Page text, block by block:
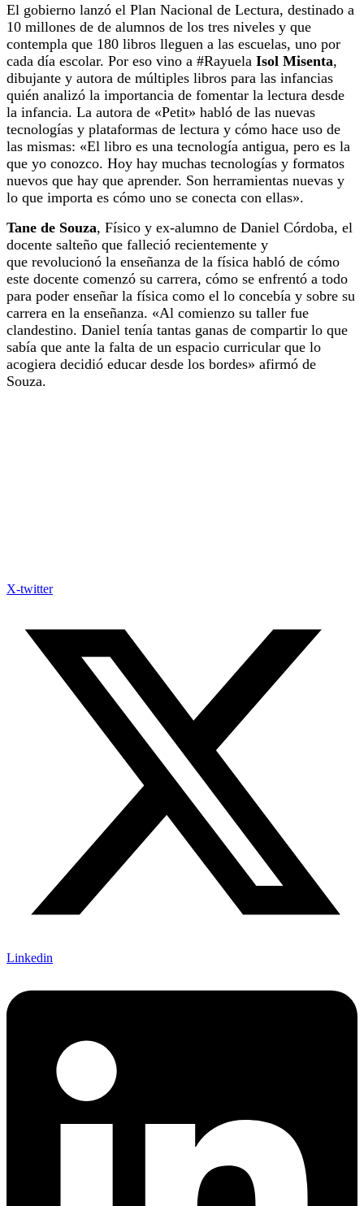
El gobierno lanzó el Plan Nacional de Lectura, destinado a
10 millones de de alumnos de los tres niveles y que
contempla que 180 libros lleguen a las escuelas, uno por
cada día escolar. Por eso vino a #Rayuela Isol Misenta,
dibujante y autora de múltiples libros para las infancias
quién analizó la importancia de fomentar la lectura desde
la infancia. La autora de «Petit» habló de las nuevas
tecnologías y plataformas de lectura y cómo hace uso de
las mismas: «El libro es una tecnología antigua, pero es la
que yo conozco. Hoy hay muchas tecnologías y formatos
nuevos que hay que aprender. Son herramientas nuevas y
lo que importa es cómo uno se conecta con ellas».
Tane de Souza, Físico y ex-alumno de Daniel Córdoba, el
docente salteño que falleció recientemente y
que revolucionó la enseñanza de la física habló de cómo
este docente comenzó su carrera, cómo se enfrentó a todo
para poder enseñar la física como el lo concebía y sobre su
carrera en la enseñanza. «Al comienzo su taller fue
clandestino. Daniel tenía tantas ganas de compartir lo que
sabía que ante la falta de un espacio curricular que lo
acogiera decidió educar desde los bordes» afirmó de
Souza.
X-twitter
Linkedin